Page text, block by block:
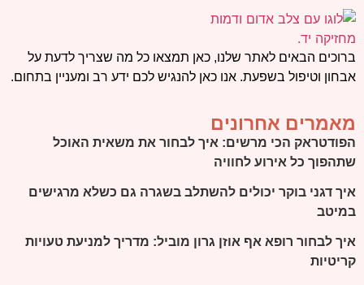
ברוכים הבאים לאתר שלנו, כאן תמצאו כל מה שצריך לדעת על
אבחון וטיפול בשפעת. אנו כאן להנגיש לכם ידע רב ומעניין בתחום.
מאמרים אחרונים
הפודטראק הכי מרשים: איך לבחור את משאית האוכל
שתהפוך כל אירוע לחוויה
איך דגני בוקר יכולים להשתלב בשגרה גם כשלא מרגישים
במיטב
איך לבחור רופא אף אוזן גרון מוביל: מדריך למניעת טעויות
קריטיות